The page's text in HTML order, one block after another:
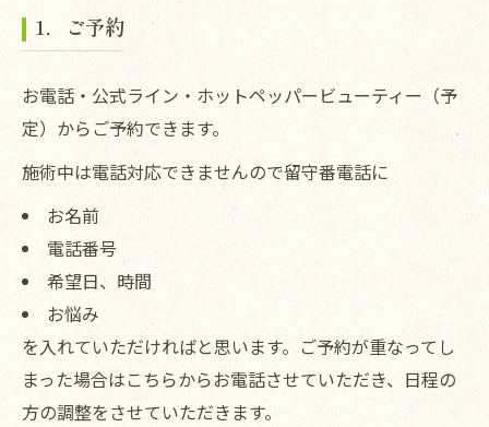
1．ご予約
お電話・公式ライン・ホットペッパービューティー（予
定）からご予約できます。
施術中は電話対応できませんので留守番電話に
お名前
電話番号
希望日、時間
お悩み
を入れていただければと思います。ご予約が重なってし
まった場合はこちらからお電話させていただき、日程の
方の調整をさせていただきます。